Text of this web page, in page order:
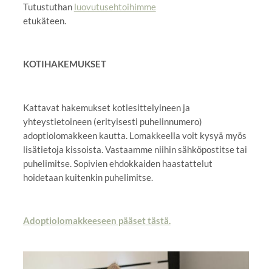
Tutustuthan luovutusehtoihimme
etukäteen.
KOTIHAKEMUKSET
Kattavat hakemukset kotiesittelyineen ja
yhteystietoineen (erityisesti puhelinnumero)
adoptiolomakkeen kautta. Lomakkeella voit kysyä myös
lisätietoja kissoista. Vastaamme niihin sähköpostitse tai
puhelimitse. Sopivien ehdokkaiden haastattelut
hoidetaan kuitenkin puhelimitse.
Adoptiolomakkeeseen pääset tästä.